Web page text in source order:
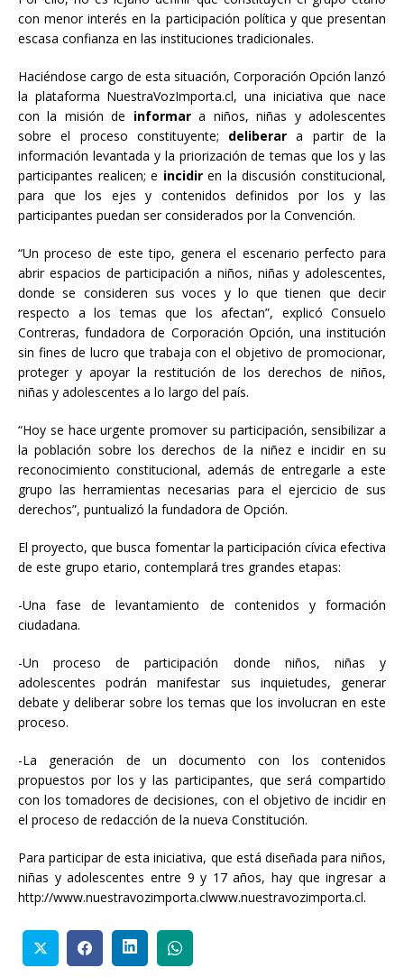
con menor interés en la participación política y que presentan
escasa confianza en las instituciones tradicionales.
Haciéndose cargo de esta situación, Corporación Opción lanzó
la plataforma NuestraVozImporta.cl, una iniciativa que nace
con la misión de informara niños, niñas y adolescentes
sobre el proceso constituyente; deliberara partir de la
información levantada y la priorización de temas que los y las
participantes realicen; e incidiren la discusión constitucional,
para que los ejes y contenidos definidos por los y las
participantes puedan ser considerados por la Convención.
“Un proceso de este tipo, genera el escenario perfecto para
abrir espacios de participación a niños, niñas y adolescentes,
donde se consideren sus voces y lo que tienen que decir
respecto a los temas que los afectan”, explicó Consuelo
Contreras, fundadora de Corporación Opción, una institución
sin fines de lucro que trabaja con el objetivo de promocionar,
proteger y apoyar la restitución de los derechos de niños,
niñas y adolescentes a lo largo del país.
“Hoy se hace urgente promover su participación, sensibilizar a
la población sobre los derechos de la niñez e incidir en su
reconocimiento constitucional, además de entregarle a este
grupo las herramientas necesarias para el ejercicio de sus
derechos”, puntualizó la fundadora de Opción.
El proyecto, que busca fomentar la participación cívica efectiva
de este grupo etario, contemplará tres grandes etapas:
-Una fase de levantamiento de contenidos y formación
ciudadana.
-Un proceso de participación donde niños, niñas y
adolescentes podrán manifestar sus inquietudes, generar
debate y deliberar sobre los temas que los involucran en este
proceso.
-La generación de un documento con los contenidos
propuestos por los y las participantes, que será compartido
con los tomadores de decisiones, con el objetivo de incidir en
el proceso de redacción de la nueva Constitución.
Para participar de esta iniciativa, que está diseñada para niños,
niñas y adolescentes entre 9 y 17 años, hay que ingresar a
http://www.nuestravozimporta.clwww.nuestravozimporta.cl.